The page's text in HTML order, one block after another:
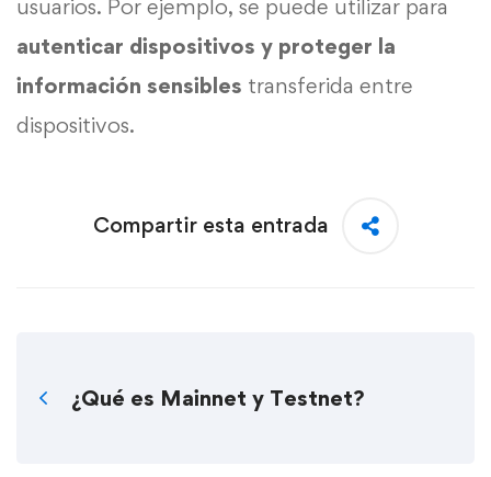
usuarios. Por ejemplo, se puede utilizar para
autenticar dispositivos y proteger la
información sensibles transferida entre
dispositivos.
Compartir esta entrada
¿Qué es Mainnet y Testnet?